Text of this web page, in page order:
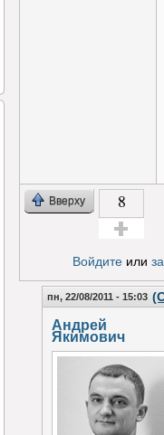
Вверху 8
Войдитеили
пн, 22/08/2011 - 15:03
Андрей
Якимович